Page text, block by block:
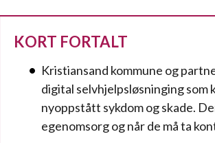
KORT FORTALT
Kristiansand kommune og
digital selvhjelpsløsninging
nyoppstått sykdom og skade.
egenomsorg og når de må ta